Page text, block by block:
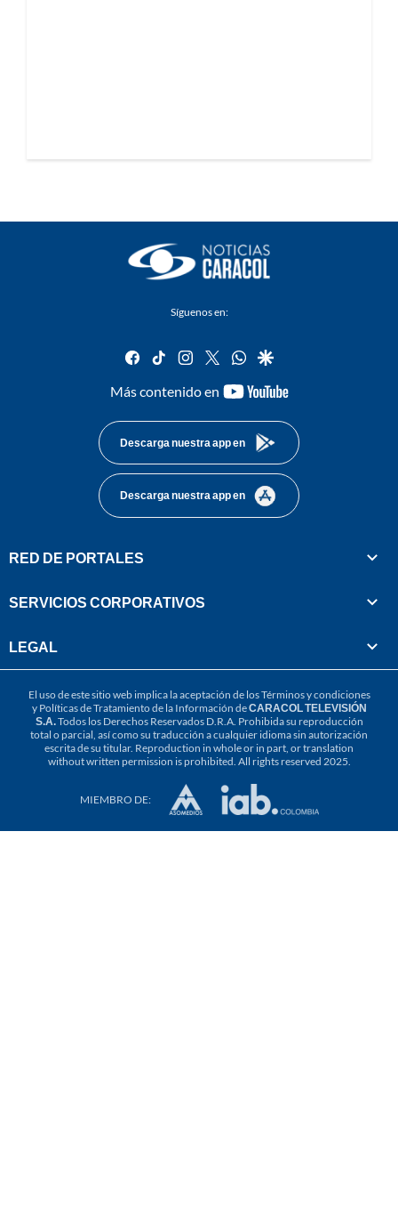
Síguenos en:
facebook
tiktok instagram
twitterwhatsapp
google
Más contenido en
youtube-
Descarga nuestra app en
Descarga nuestra app en
RED DE PORTALES
SERVICIOS CORPORATIVOS
LEGAL
El uso de este sitio web implica la aceptación de losTérminos y condiciones
y Políticas de Tratamiento de la Información deCARACOL TELEVISIÓN
S.A.Todos los Derechos Reservados D.R.A. Prohibida su reproducción
total o parcial, así como su traducción a cualquier idioma sin autorización
escrita de su titular. Reproduction in whole or in part, or translation
without written permission is prohibited. All rights reserved 2025.
MIEMBRO DE: